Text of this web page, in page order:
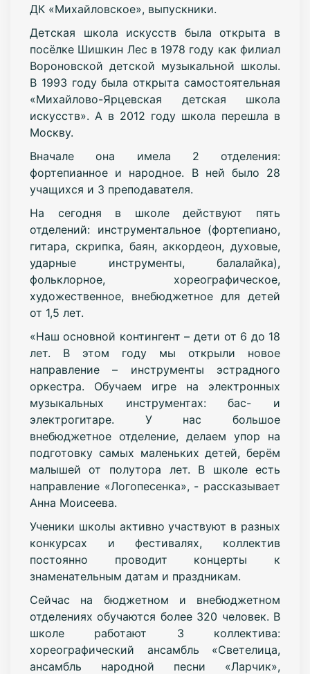
ДК «Михайловское», выпускники.
Детская школа искусств была открыта в
посёлке Шишкин Лес в 1978 году как филиал
Вороновской детской музыкальной школы.
В 1993 году была открыта самостоятельная
«Михайлово-Ярцевская детская школа
искусств». А в 2012 году школа перешла в
Москву.
Вначале она имела 2 отделения:
фортепианное и народное. В ней было 28
учащихся и 3 преподавателя.
На сегодня в школе действуют пять
отделений: инструментальное (фортепиано,
гитара, скрипка, баян, аккордеон, духовые,
ударные инструменты, балалайка),
фольклорное, хореографическое,
художественное, внебюджетное для детей
от 1,5 лет.
«Наш основной контингент – дети от 6 до 18
лет. В этом году мы открыли новое
направление – инструменты эстрадного
оркестра. Обучаем игре на электронных
музыкальных инструментах: бас- и
электрогитаре. У нас большое
внебюджетное отделение, делаем упор на
подготовку самых маленьких детей, берём
малышей от полутора лет. В школе есть
направление «Логопесенка», - рассказывает
Анна Моисеева.
Ученики школы активно участвуют в разных
конкурсах и фестивалях, коллектив
постоянно проводит концерты к
знаменательным датам и праздникам.
Сейчас на бюджетном и внебюджетном
отделениях обучаются более 320 человек. В
школе работают 3 коллектива:
хореографический ансамбль «Светелица,
ансамбль народной песни «Ларчик»,